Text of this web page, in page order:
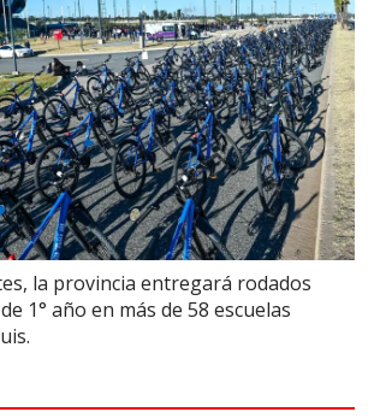
la provincia entregará rodados
1° año en más de 58 escuelas